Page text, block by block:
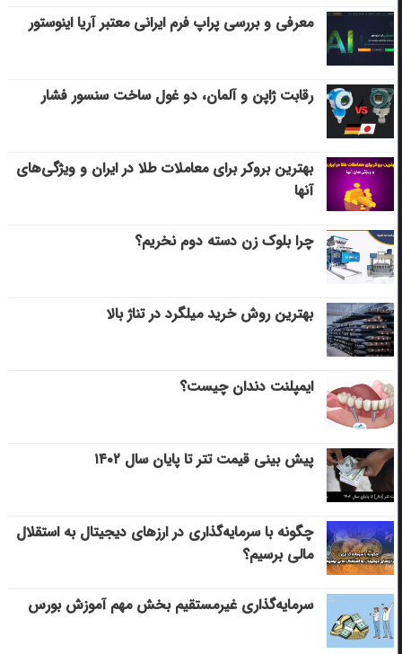
معرفی و بررسی پراپ فرم ایرانی معتبر آریا اینوستور
رقابت ژاپن و آلمان، دو غول ساخت سنسور فشار
بهترین بروکر برای معاملات طلا در ایران و ویژگی‌های
آنها
چرا بلوک زن دسته دوم نخریم؟
بهترین روش خرید میلگرد در تناژ بالا
ایمپلنت دندان چیست؟
پیش بینی قیمت تتر تا پایان سال ۱۴۰۲
چگونه با سرمایه‌گذاری در ارزهای دیجیتال به استقلال
مالی برسیم؟
سرمایه‌گذاری غیرمستقیم بخش مهم آموزش بورس